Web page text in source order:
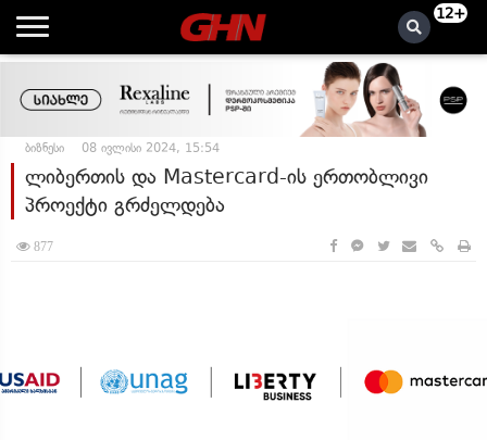
12+
ბიზნესი 08 ივლისი 2024, 15:54
ლიბერთის და Mastercard-ის ერთობლივი
პროექტი გრძელდება
877